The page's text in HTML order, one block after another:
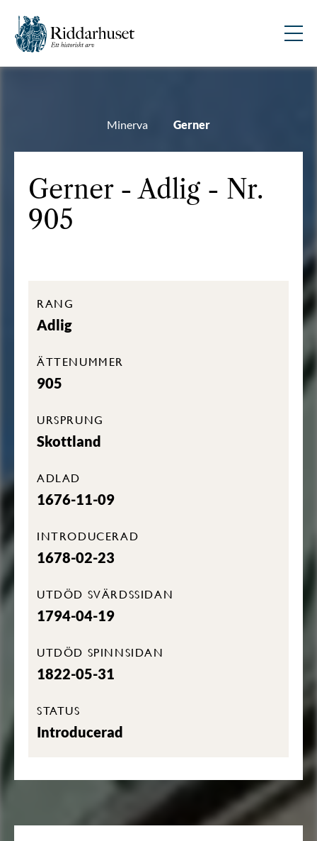
Minerva Gerner
Gerner - Adlig - Nr.
905
RANG
Adlig
ÄTTENUMMER
905
URSPRUNG
Skottland
ADLAD
1676-11-09
INTRODUCERAD
1678-02-23
UTDÖD SVÄRDSSIDAN
1794-04-19
UTDÖD SPINNSIDAN
1822-05-31
STATUS
Introducerad